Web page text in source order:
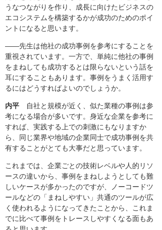
うなつながりを作り、成長に向けたビジネスの
エコシステムを構築するかが成功のためのポイ
ントになると思います。
――先生は他社の成功事例を参考にすることを
重視されています。一方で、単純に他社の事例
をまねしても成功するとは限らないという話を
耳にすることもあります。事例をうまく活用す
るにはどうすればよいのでしょうか。
内平 自社と規模が近く、似た業種の事例は参
考になる場合が多いです。身近な企業を参考に
すれば、実践する上での刺激にもなりますか
ら、同じ業界や地域の企業同士で成功事例を共
有することがとても大事だと思っています。
これまでは、企業ごとの技術レベルや人的リソ
ースの違いから、事例をまねしようとしても難
しいケースが多かったのですが、ノーコードツ
ールなどの「まねしやすい」共通のツールが広
く使われるようになってきたことから、これま
でに比べて事例をトレースしやすくなる面もあ